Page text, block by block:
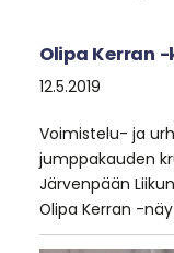
Olipa Kerran -
12.5.2019
Voimistelu- ja
jumppakauden
Järvenpään
Olipa Kerran -